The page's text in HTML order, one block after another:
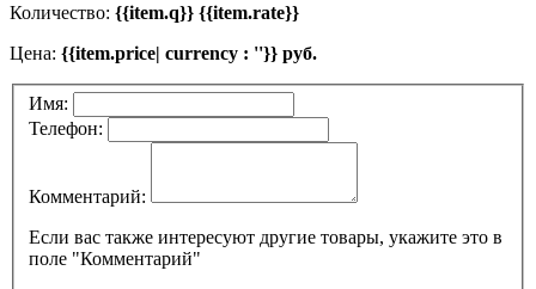
Количество: {{item.q}} {{item.rate}}
Цена: {{item.price| currency : ''}} руб.
Имя:
Телефон:
Комментарий:
Если вас также интересуют другие товары, укажите это в
поле "Комментарий"